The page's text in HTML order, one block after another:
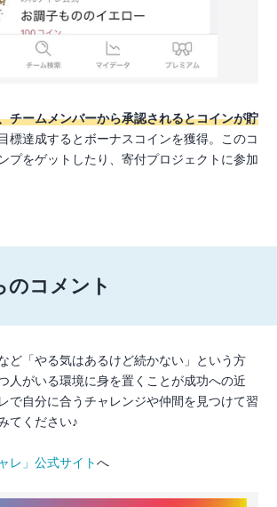
チームメンバーから承認されるとコインが貯
標達成するとボーナスコインを獲得。このコ
プをゲットしたり、寄付プロジェクトに参加
のコメント
ど「やる気はあるけど続かない」という方
人がいる環境に身を置くことが成功への近
で自分に合うチャレンジや仲間を見つけて習
てください♪
レ」公式サイトへ